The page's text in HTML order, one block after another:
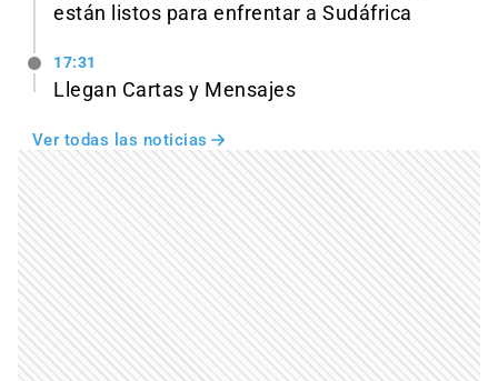
están listos para enfrentar a Sudáfrica
17:31
Llegan Cartas y Mensajes
Ver todas las noticias